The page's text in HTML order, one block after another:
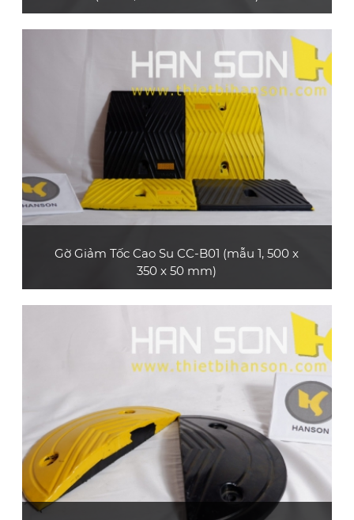
loại dài 1 m) bền và đẹp, bề mặt có các dải
phản quang, phù hợp dùng cho xe ô tô con, xe
tải nhỏ, xe tải lớn, xe container
XEM CHI TIẾT
Gờ Giảm Tốc Cao Su CC-B01 (mẫu 1, 500 x
350 x 50 mm)
loại dài 0.5 m) bền và đẹp, bề mặt có các dải
phản quang, phù hợp dùng cho xe o tô con, xe
tải nhỏ, xe tải lớn, xe container